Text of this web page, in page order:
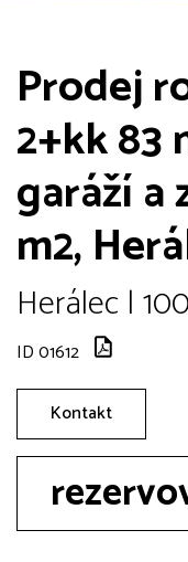
Prodej
2+kk 83
garáží a
m2,
Herálec |
ID 01612
Kontakt